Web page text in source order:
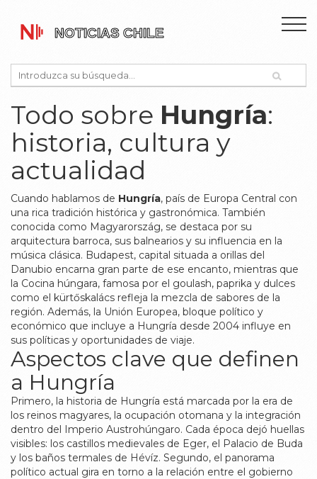
Todo sobre Hungría:
historia, cultura y
actualidad
Cuando hablamos de Hungría, país de Europa Central con
una rica tradición histórica y gastronómica. También
conocida como Magyarország, se destaca por su
arquitectura barroca, sus balnearios y su influencia en la
música clásica. Budapest, capital situada a orillas del
Danubio encarna gran parte de ese encanto, mientras que
la Cocina húngara, famosa por el goulash, paprika y dulces
como el kürtőskalács refleja la mezcla de sabores de la
región. Además, la Unión Europea, bloque político y
económico que incluye a Hungría desde 2004 influye en
sus políticas y oportunidades de viaje.
Aspectos clave que definen
a Hungría
Primero, la historia de Hungría está marcada por la era de
los reinos magyares, la ocupación otomana y la integración
dentro del Imperio Austrohúngaro. Cada época dejó huellas
visibles: los castillos medievales de Eger, el Palacio de Buda
y los baños termales de Hévíz. Segundo, el panorama
político actual gira en torno a la relación entre el gobierno